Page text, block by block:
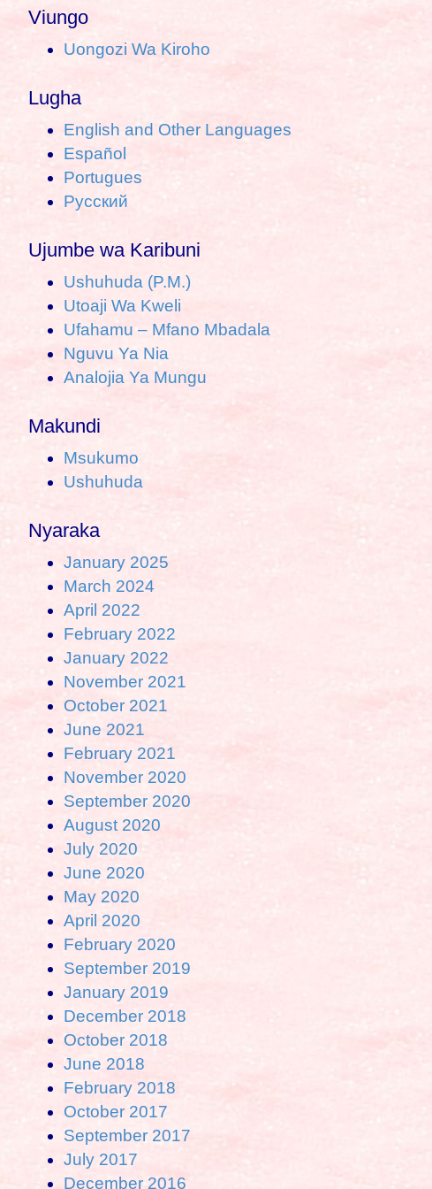
r
Viungo
Uongozi Wa Kiroho
Lugha
English and Other Languages
Español
Portugues
Pусский
Ujumbe wa Karibuni
Ushuhuda (P.M.)
Utoaji Wa Kweli
Ufahamu – Mfano Mbadala
Nguvu Ya Nia
Analojia Ya Mungu
Makundi
Msukumo
Ushuhuda
Nyaraka
January 2025
March 2024
April 2022
February 2022
January 2022
November 2021
October 2021
June 2021
February 2021
November 2020
September 2020
August 2020
July 2020
June 2020
May 2020
April 2020
February 2020
September 2019
January 2019
December 2018
October 2018
June 2018
February 2018
October 2017
September 2017
July 2017
December 2016